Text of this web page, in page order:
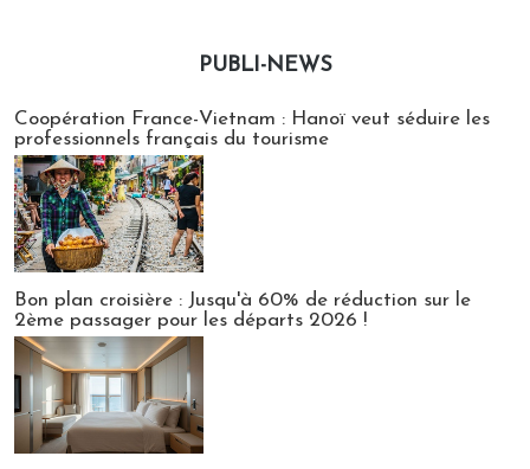
PUBLI-NEWS
Coopération France-Vietnam : Hanoï veut séduire les
professionnels français du tourisme
Bon plan croisière : Jusqu'à 60% de réduction sur le
2ème passager pour les départs 2026 !